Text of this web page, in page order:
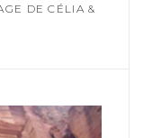
DE CÉLIA &